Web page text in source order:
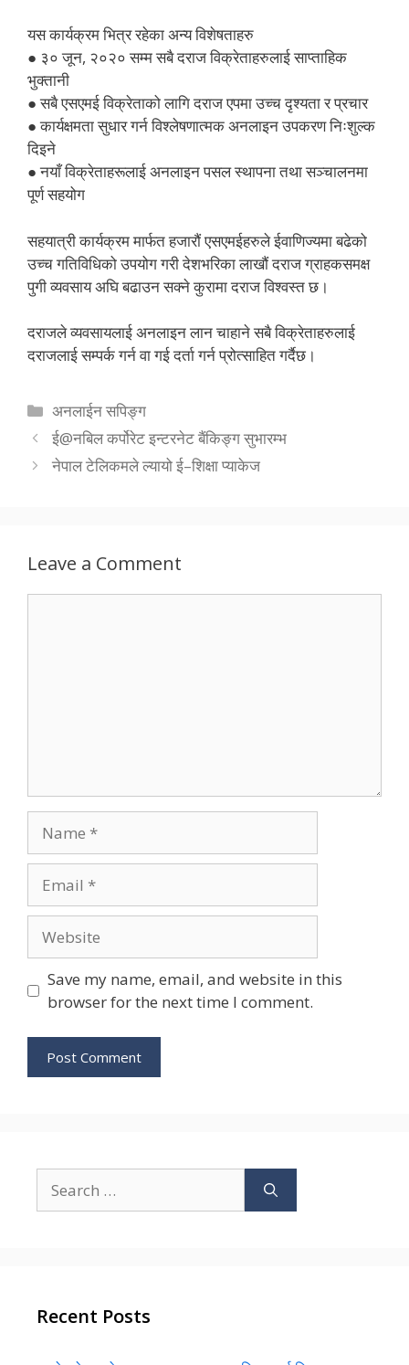
यस कार्यक्रम भित्र रहेका अन्य विशेषताहरु
● ३० जून, २०२० सम्म सबै दराज विक्रेताहरुलाई साप्ताहिक
भुक्तानी
● सबै एसएमई विक्रेताको लागि दराज एपमा उच्च दृश्यता र प्रचार
● कार्यक्षमता सुधार गर्न विश्लेषणात्मक अनलाइन उपकरण निःशुल्क
दिइने
● नयाँ विक्रेताहरूलाई अनलाइन पसल स्थापना तथा सञ्चालनमा
पूर्ण सहयोग
सहयात्री कार्यक्रम मार्फत हजारौं एसएमईहरुले ईवाणिज्यमा बढेको
उच्च गतिविधिको उपयोग गरी देशभरिका लाखौं दराज ग्राहकसमक्ष
पुगी व्यवसाय अघि बढाउन सक्ने कुरामा दराज विश्वस्त छ।
दराजले व्यवसायलाई अनलाइन लान चाहाने सबै विक्रेताहरुलाई
दराजलाई सम्पर्क गर्न वा गई दर्ता गर्न प्रोत्साहित गर्दैछ।
Categories
अनलाईन सपिङ्ग
ई@नबिल कर्पोरेट इन्टरनेट बैंकिङ्ग सुभारम्भ
नेपाल टेलिकमले ल्यायो ई–शिक्षा प्याकेज
Leave a Comment
Save my name, email, and website in this
browser for the next time I comment.
for:
Recent Posts